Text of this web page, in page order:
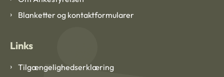
Blanketter og kontaktformularer
Links
Tilgængelighedserklæring